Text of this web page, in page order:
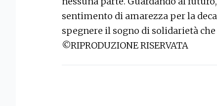
sentimento di amarezza per la
spegnere il sogno di solidarietà
©RIPRODUZIONE RISERVATA